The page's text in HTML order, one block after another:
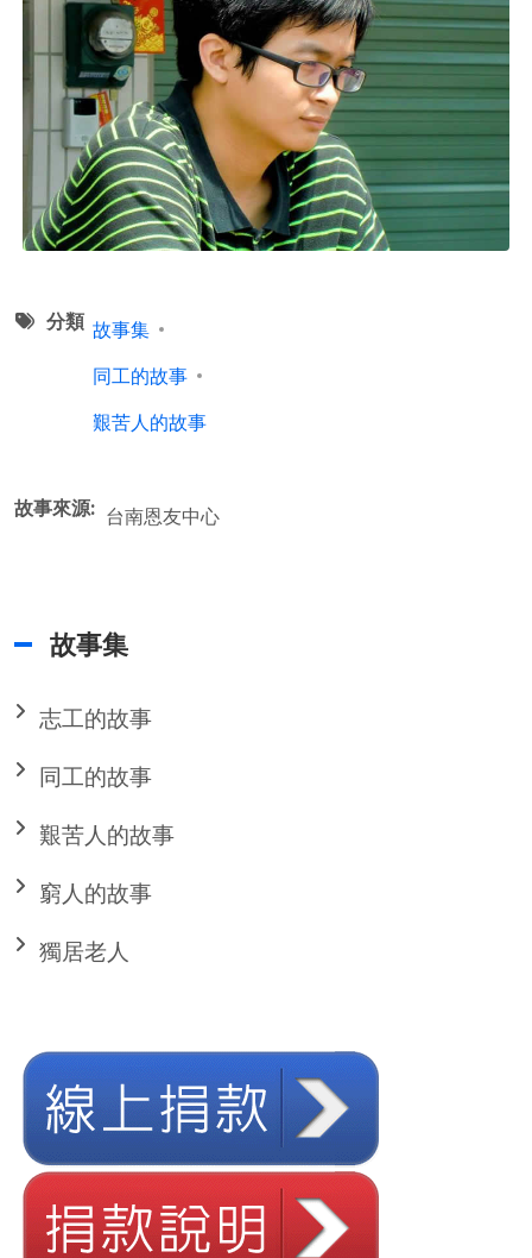
分類 故事集
同工的故事
艱苦人的故事
故事來源 台南恩友中心
故事集
志工的故事
同工的故事
艱苦人的故事
窮人的故事
獨居老人